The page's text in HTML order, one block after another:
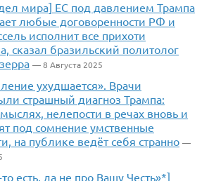
мира] ЕС под давлением Трампа
любые договоренности РФ и
исполнит все прихоти
сказал бразильский политолог
— 8 Августа 2025
ухудшается». Врачи
страшный диагноз Трампа:
мыслях, нелепости в речах вновь и
под сомнение умственные
на публике ведёт себя странно —
то есть, да не про Вашу Честь»*]